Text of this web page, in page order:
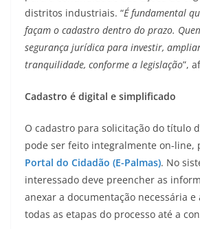
distritos industriais. “É fundamental
façam o cadastro dentro do prazo.
segurança jurídica para investir,
tranquilidade, conforme a legislação”,
Cadastro é digital e simplificado
O cadastro para solicitação do título
pode ser feito integralmente on-line,
Portal do Cidadão (E-Palmas). No
interessado deve preencher as
anexar a documentação necessária
todas as etapas do processo até a